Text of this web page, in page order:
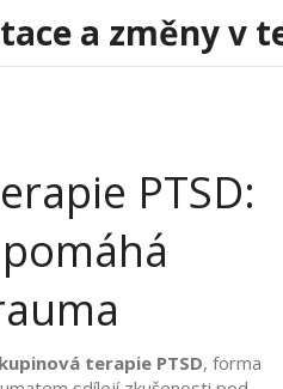
a změny v
PTSD:
terapie PTSD, forma